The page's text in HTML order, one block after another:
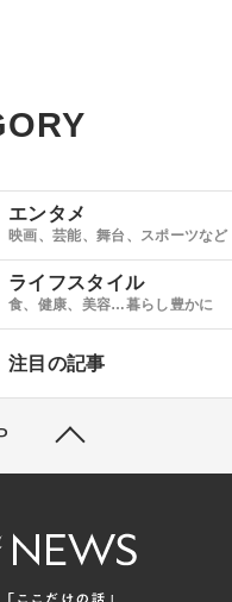
エンタメ
映画、芸能、舞台、スポーツなど
ライフスタイル
食、健康、美容…暮らし豊かに
注目の記事